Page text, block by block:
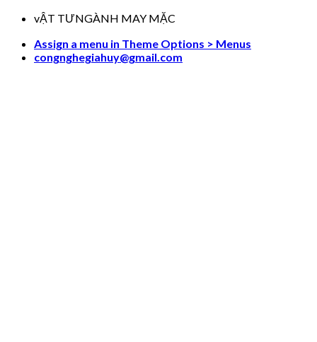
Skip
content
vẬT TƯNGÀNH MAY MẶC
Assign a menu in Theme Options > Menus
congnghegiahuy@gmail.com